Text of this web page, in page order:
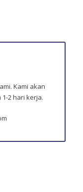
Kami akan
2 hari kerja.